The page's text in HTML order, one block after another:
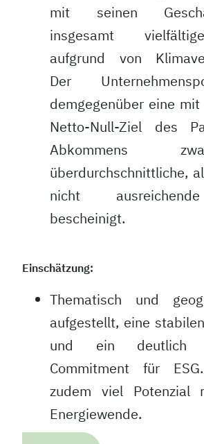
mit seinen
insgesamt
aufgrund von
Der
demgegenüber eine
Netto-Null-Ziel des
Abkommens
überdurchschnittliche,
nicht
bescheinigt.
Einschätzung:
Thematisch und
aufgestellt, eine
und ein deutlich
Commitment für
zudem viel Potenzial
Energiewende.